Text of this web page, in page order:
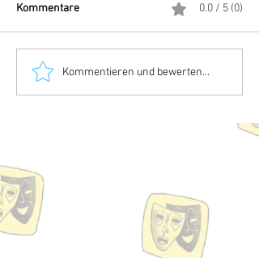
Kommentare 0.0 / 5 (0)
Kommentieren und bewerten...